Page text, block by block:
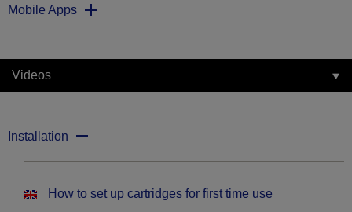
Mobile Apps
Videos
Installation
How to set up cartridges for first time use